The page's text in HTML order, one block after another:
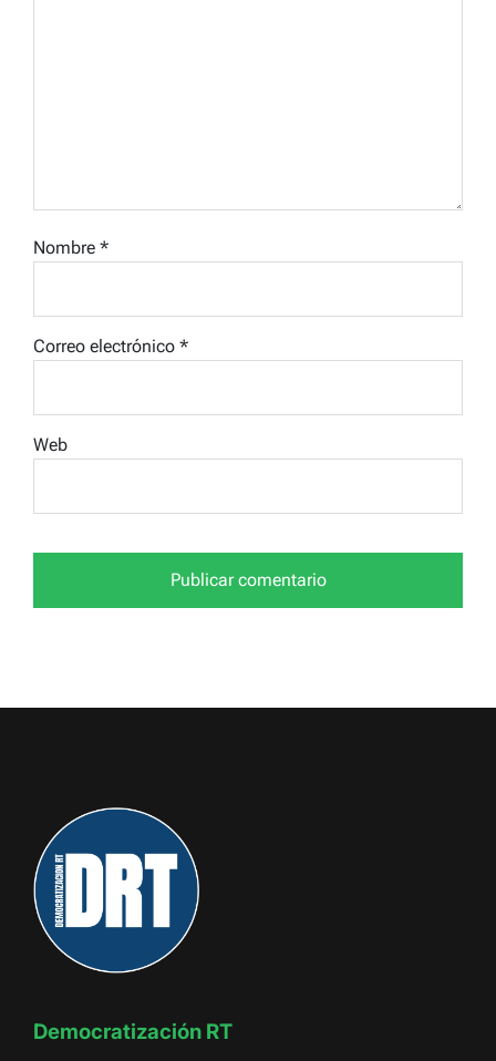
Nombre *
Correo electrónico *
Web
Democratización RT